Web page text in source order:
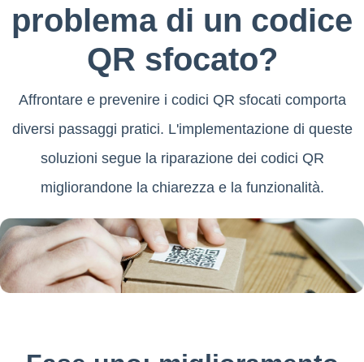
problema di un codice
QR sfocato?
Affrontare e prevenire i codici QR sfocati comporta
diversi passaggi pratici. L'implementazione di queste
soluzioni segue la riparazione dei codici QR
migliorandone la chiarezza e la funzionalità.